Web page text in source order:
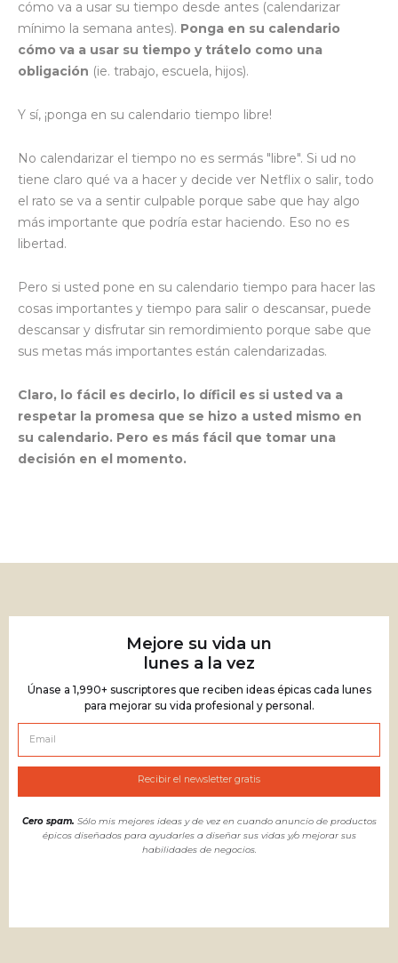
cómo va a usar su tiempo desde antes (calendarizar
mínimo la semana antes). Ponga en su calendario
cómo va a usar su tiempo y trátelo como una
obligación (ie. trabajo, escuela, hijos).
Y sí, ¡ponga en su calendario tiempo libre!
No calendarizar el tiempo no es sermás "libre". Si ud no
tiene claro qué va a hacer y decide ver Netflix o salir, todo
el rato se va a sentir culpable porque sabe que hay algo
más importante que podría estar haciendo. Eso no es
libertad.
Pero si usted pone en su calendario tiempo para hacer las
cosas importantes y tiempo para salir o descansar, puede
descansar y disfrutar sin remordimiento porque sabe que
sus metas más importantes están calendarizadas.
Claro, lo fácil es decirlo, lo díficil es si usted va a
respetar la promesa que se hizo a usted mismo en
su calendario. Pero es más fácil que tomar una
decisión en el momento.
Mejore su vida un
lunes a la vez
Únase a 1,990+ suscriptores que reciben ideas épicas cada lunes
para mejorar su vida profesional y personal.
Cero spam. Sólo mis mejores ideas y de vez en cuando anuncio de productos
épicos diseñados para ayudarles a diseñar sus vidas y/o mejorar sus
habilidades de negocios.